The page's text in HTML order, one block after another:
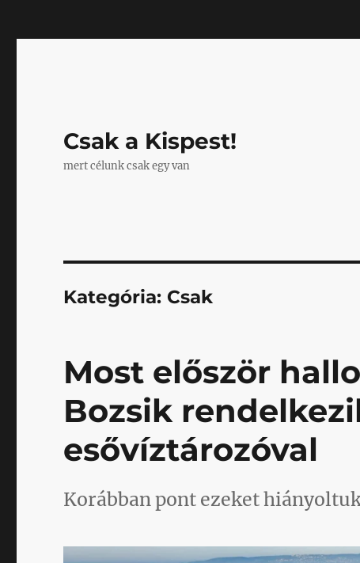
Csak a Kispest!
mert célunk csak egy van
Kategória: Csak
Most először
Bozsik
esővíztározóval
Korábban pont ezeket